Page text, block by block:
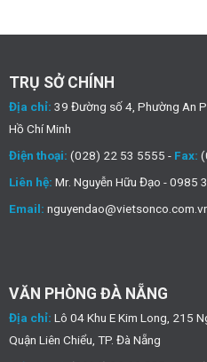
TRỤ SỞ CHÍNH
Địa chỉ: 39 Đường số 4, Phường An
Hồ Chí Minh
Điện thoại: (028) 22 53 5555 - Fax:
Liên hệ: Mr. Nguyễn Hữu Đạo - 0985
Email:
VĂN PHÒNG ĐÀ NẴNG
Địa chỉ: Lô 04 Khu E Kim Long, 215
Quận Liên Chiểu, TP. Đà Nẵng